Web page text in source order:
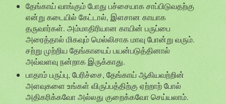
தேங்காய் வாங்கும் போது பச்சையாக சாப்பிடுவதற்கு
என்று கடையில் கேட்டால், இளசான காயாக
தருவார்கள். அம்மாதிரியான காயின் பருப்பை
அரைத்தால் மிகவும் மெல்லிசாக மாவு போன்று வரும்.
சற்று முற்றிய தேங்காயைப் பயன்படுத்தினால்
அவ்வளவு நன்றாக இருக்காது.
பாதாம் பருப்பு, பேரிச்சை, தேங்காய் ஆகியவற்றின்
அளவுகளை உங்கள் விருப்பத்திற்கு ஏற்றாற் போல்
அதிகரிக்கவோ அல்லது குறைக்கவோ செய்யலாம்.